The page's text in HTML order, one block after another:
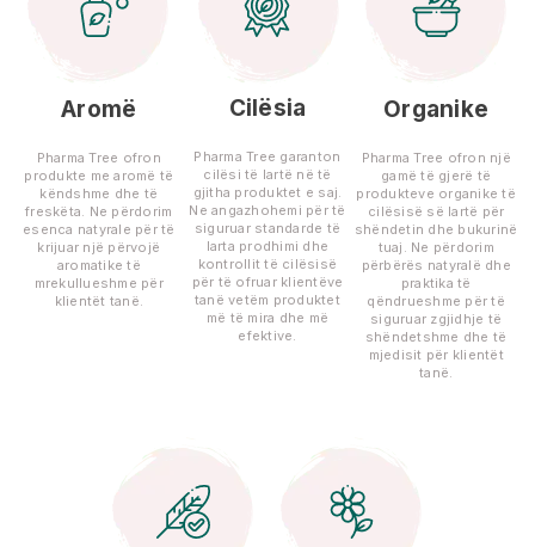
Aromë
Pharma Tree ofron
produkte me aromë të
këndshme dhe të
freskëta. Ne përdorim
esenca natyrale për të
krijuar një përvojë
aromatike të
mrekullueshme për
klientët tanë.
Cilësia
Pharma Tree garanton
cilësi të lartë në të
gjitha produktet e saj.
Ne angazhohemi për të
siguruar standarde të
larta prodhimi dhe
kontrollit të cilësisë
për të ofruar klientëve
tanë vetëm produktet
më të mira dhe më
efektive.
Organike
Pharma Tree ofron një
gamë të gjerë të
produkteve organike të
cilësisë së lartë për
shëndetin dhe bukurinë
tuaj. Ne përdorim
përbërës natyralë dhe
praktika të
qëndrueshme për të
siguruar zgjidhje të
shëndetshme dhe të
mjedisit për klientët
tanë.